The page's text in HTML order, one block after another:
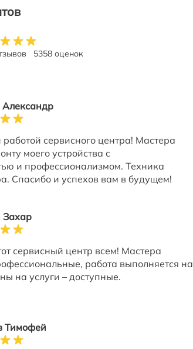
5358 оценок
Александр
сервисного центра! Мастера
моего устройства с
и профессионализмом. Техника
Спасибо и успехов вам в будущем!
сервисный центр всем! Мастера
работа выполняется на
на услуги – доступные.
Тимофей